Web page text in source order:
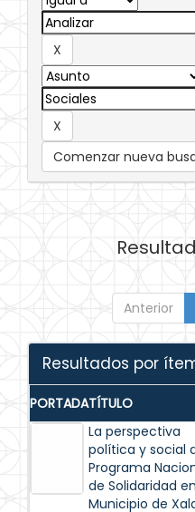
Comenzar nueva
Anterior
Resultados por
PORTADATÍTULO
La perspectiva
política y social
Programa
de Solidaridad
Municipio de